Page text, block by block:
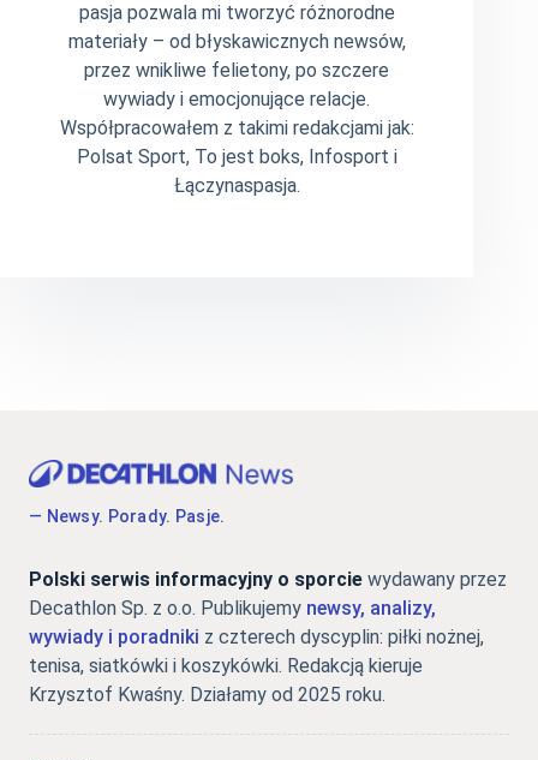
pasja pozwala mi tworzyć różnorodne
materiały – od błyskawicznych newsów,
przez wnikliwe felietony, po szczere
wywiady i emocjonujące relacje.
Współpracowałem z takimi redakcjami jak:
Polsat Sport, To jest boks, Infosport i
Łączynaspasja.
— Newsy. Porady. Pasje.
Polski serwis informacyjny o sporcie wydawany przez
Decathlon Sp. z o.o. Publikujemy newsy, analizy,
wywiady i poradniki z czterech dyscyplin: piłki nożnej,
tenisa, siatkówki i koszykówki. Redakcją kieruje
Krzysztof Kwaśny. Działamy od 2025 roku.